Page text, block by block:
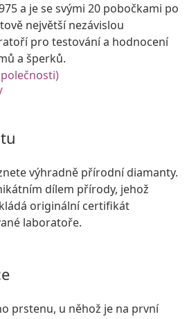
a je se svými 20 pobočkami po
největší nezávislou
pro testování a hodnocení
a šperků.
výhradně přírodní diamanty.
dílem přírody, jehož
originální certifikát
laboratoře.
prstenu, u něhož je na první